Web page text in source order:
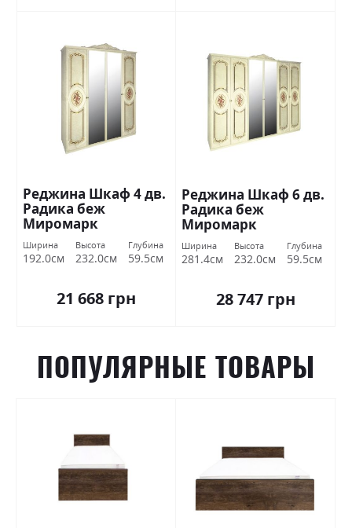
Реджина Шкаф 4 дв.
Радика беж
Миромарк
Ширина
192.0см
Высота
232.0см
Глубина
59.5см
21 668 грн
Реджина Шкаф 6 дв.
Радика беж
Миромарк
Ширина
281.4см
Высота
232.0см
Глубина
59.5см
28 747 грн
ПОПУЛЯРНЫЕ ТОВАРЫ